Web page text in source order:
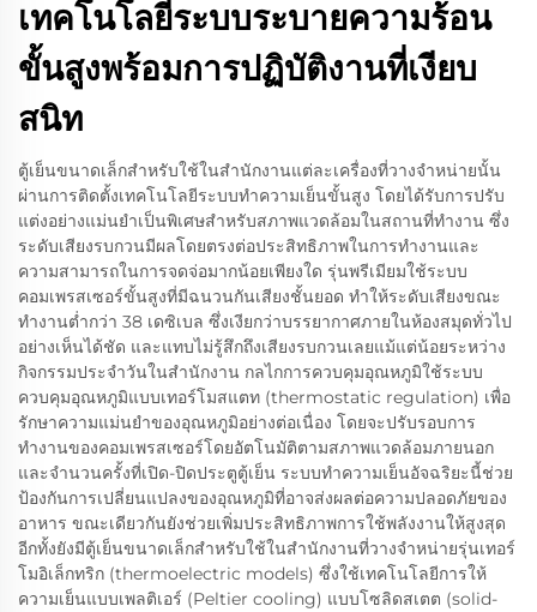
เทคโนโลยีระบบระบายความร้อน
ขั้นสูงพร้อมการปฏิบัติงานที่เงียบ
สนิท
ตู้เย็นขนาดเล็กสำหรับใช้ในสำนักงานแต่ละเครื่องที่วางจำหน่ายนั้น
ผ่านการติดตั้งเทคโนโลยีระบบทำความเย็นขั้นสูง โดยได้รับการปรับ
แต่งอย่างแม่นยำเป็นพิเศษสำหรับสภาพแวดล้อมในสถานที่ทำงาน ซึ่ง
ระดับเสียงรบกวนมีผลโดยตรงต่อประสิทธิภาพในการทำงานและ
ความสามารถในการจดจ่อมากน้อยเพียงใด รุ่นพรีเมียมใช้ระบบ
คอมเพรสเซอร์ขั้นสูงที่มีฉนวนกันเสียงชั้นยอด ทำให้ระดับเสียงขณะ
ทำงานต่ำกว่า 38 เดซิเบล ซึ่งเงียกว่าบรรยากาศภายในห้องสมุดทั่วไป
อย่างเห็นได้ชัด และแทบไม่รู้สึกถึงเสียงรบกวนเลยแม้แต่น้อยระหว่าง
กิจกรรมประจำวันในสำนักงาน กลไกการควบคุมอุณหภูมิใช้ระบบ
ควบคุมอุณหภูมิแบบเทอร์โมสแตท (thermostatic regulation) เพื่อ
รักษาความแม่นยำของอุณหภูมิอย่างต่อเนื่อง โดยจะปรับรอบการ
ทำงานของคอมเพรสเซอร์โดยอัตโนมัติตามสภาพแวดล้อมภายนอก
และจำนวนครั้งที่เปิด-ปิดประตูตู้เย็น ระบบทำความเย็นอัจฉริยะนี้ช่วย
ป้องกันการเปลี่ยนแปลงของอุณหภูมิที่อาจส่งผลต่อความปลอดภัยของ
อาหาร ขณะเดียวกันยังช่วยเพิ่มประสิทธิภาพการใช้พลังงานให้สูงสุด
อีกทั้งยังมีตู้เย็นขนาดเล็กสำหรับใช้ในสำนักงานที่วางจำหน่ายรุ่นเทอร์
โมอิเล็กทริก (thermoelectric models) ซึ่งใช้เทคโนโลยีการให้
ความเย็นแบบเพลติเอร์ (Peltier cooling) แบบโซลิดสเตต (solid-